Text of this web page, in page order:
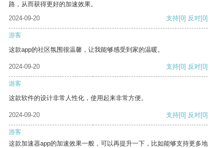
路，从而获得更好的加速效果。
2024-09-20
支持[0] 反对[0]
游客
这款app的社区氛围很温馨，让我能够感受到家的温暖。
2024-09-20 支持[0] 反对[0]
游客
这款软件的设计非常人性化，使用起来非常方便。
2024-09-20 支持[0] 反对[0]
游客
这款加速器app的加速效果一般，可以再提升一下，比如能够支持更多地